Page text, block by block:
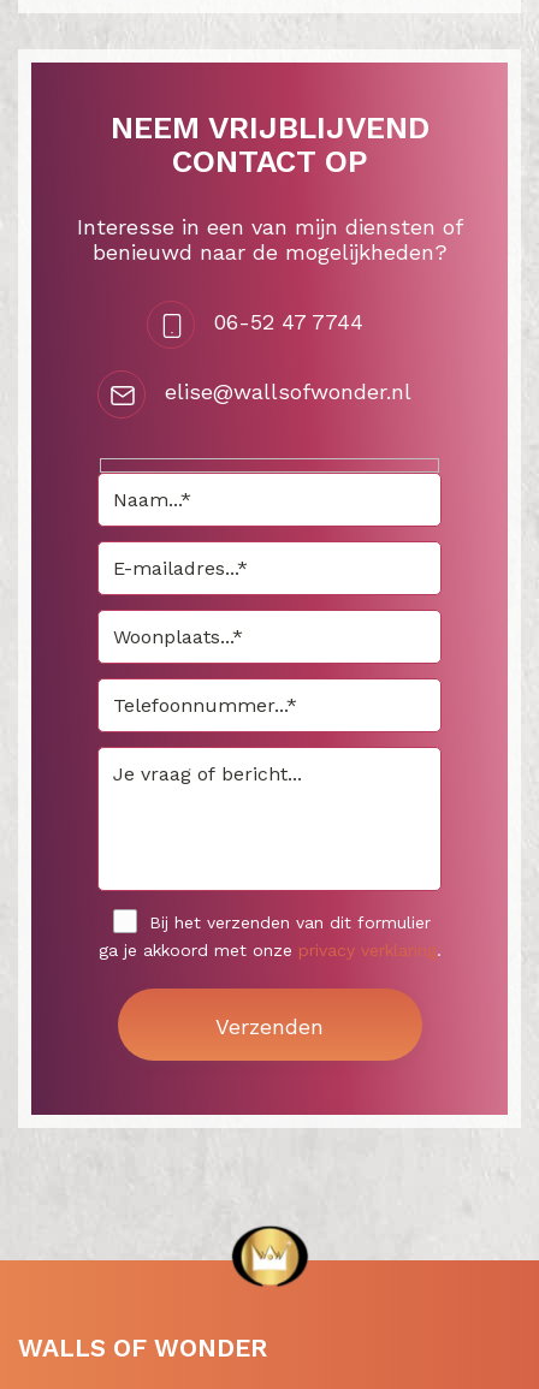
NEEM VRIJBLIJVEND
CONTACT OP
Interesse in een van mijn diensten of
benieuwd naar de mogelijkheden?
06-52 47 7744
elise@wallsofwonder.nl
Bij het verzenden van dit formulier
ga je akkoord met onze privacy verklaring.
WALLS OF WONDER